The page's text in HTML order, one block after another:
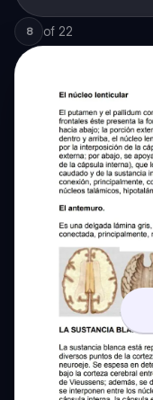
8 of 22